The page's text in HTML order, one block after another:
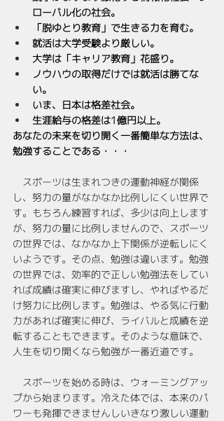
ローバル化の社会。
「脱ゆとり教育」で生きる力を育む。
就活は大学受験より厳しい。
大学は「キャリア教育」花盛り。
ノウハウの取得だけでは就活は勝てな
い。
いま、日本は格差社会。
生涯給与の格差は1億円以上。
あなたの未来を切り開く一番簡単な方法は、
勉強することである・・・
スポーツは生まれつきの運動神経が関係
し、努力の量がなかなか比例しにくい世界で
す。もちろん練習すれば、多少は向上します
が、努力の量に比例しませんので、スポーツ
の世界では、なかなか上下関係が逆転しにく
いようです。その点、勉強は違います。勉強
の世界では、効率的で正しい勉強法をしてい
れば成績は確実に伸びますし、やればやるだ
け努力に比例します。勉強は、やる気に行動
力があれば確実に伸び、ライバルと成績を逆
転することもできます。そのような意味で、
人生を切り開くなら勉強が一番近道です。
スポーツを始める時は、ウォーミングアッ
プから始まります。冷えた体では、本来のパ
ワーも発揮できませんしいきなり激しい運動